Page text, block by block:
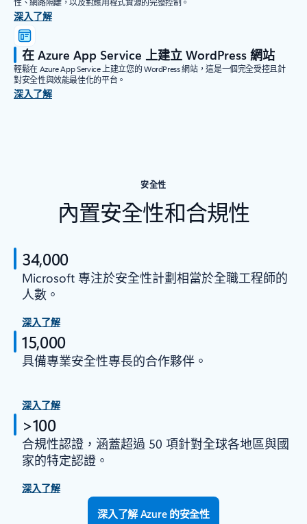
深入了解
在 Azure App Service 上建立 WordPress 網站
輕鬆在 Azure App Service 上建立您的 WordPress 網站，這是一個完全受控且針
對安全性與效能最佳化的平台。
深入了解
安全性
內置安全性和合規性
34,000
Microsoft 專注於安全性計劃相當於全職工程師的
人數。
深入了解
15,000
具備專業安全性專長的合作夥伴。
深入了解
>100
合規性認證，涵蓋超過 50 項針對全球各地區與國
家的特定認證。
深入了解
深入了解 Azure 的安全性